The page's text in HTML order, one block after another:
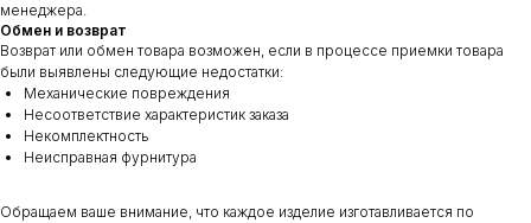
менеджера.
Обмен и возврат
Возврат или обмен товара возможен, если в процессе приемки товара
были выявлены следующие недостатки:
Механические повреждения
Несоответствие характеристик заказа
Некомплектность
Неисправная фурнитура
Обращаем ваше внимание, что каждое изделие изготавливается по